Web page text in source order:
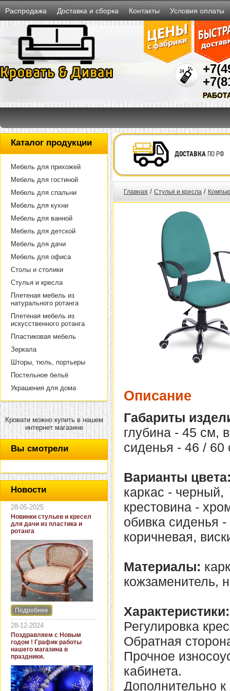
Распродажа Доставка и сборка Контакты Условия оплаты
Каталог продукции
Мебель для прихожей
Мебель для гостиной
Мебель для спальни
Мебель для кухни
Мебель для ванной
Мебель для детской
Мебель для дачи
Мебель для офиса
Столы и столики
Стулья и кресла
Плетеная мебель из
натурального ротанга
Плетеная мебель из
искусственного ротанга
Пластиковая мебель
Зеркала
Шторы, тюль, портьеры
Постельное бельё
Украшения для дома
Кровати можно купить в нашем
интернет магазине
Вы смотрели
Новости
28-05-2025
Новинки стульев и кресел
для дачи из пластика и
ротанга
Интернет-магазин "Кровать
и диван" представляет
новинки стульев и кресел
для дачи. В ассортименте
представлены как
бюджетные модели из
пластика для дачи, так и
кресла для загородных
домов из натурального и
искусственного ротанга.
Подробнее
28-12-2024
Поздравляем с Новым
годом ! График работы
нашего магазина в
праздники.
ДОСТАВКАПО РФ
Главная / Стулья и кресла /
Описание
Габариты
глубина - 45 см,
сиденья - 46 / 60
Варианты
каркас - черный,
крестовина -
обивка сиденья
коричневая,
Материалы:
кожзаменитель,
Характеристики:
Регулировка
Обратная
Прочное
кабинета.
Дополнительно